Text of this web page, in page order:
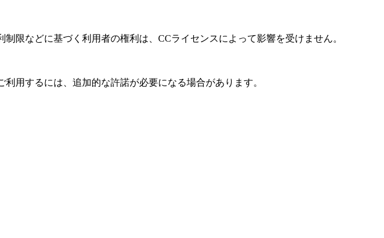
限などに基づく利用者の権利は、CCライセンスによって影響を受けません。
用するには、追加的な許諾が必要になる場合があります。